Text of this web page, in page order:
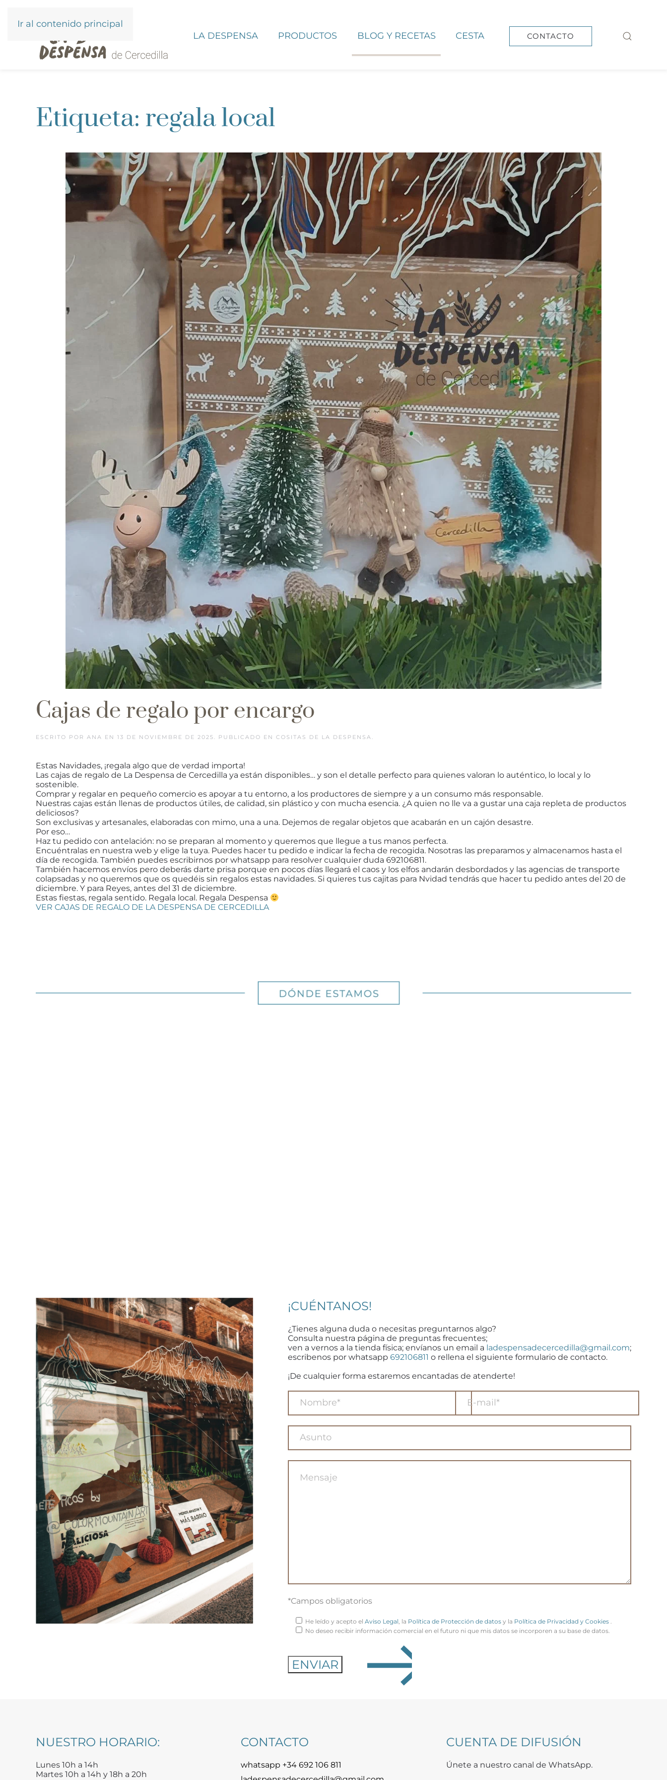
Ir al contenido principal
LA DESPENSA
PRODUCTOS BLOG Y RECETAS CESTA CONTACTO
Etiqueta: regala local
Cajas de regalo por encargo
ESCRITO POR ANA EN 13 DE NOVIEMBRE DE 2025 . PUBLICADO EN COSITAS DE LA DESPENSA .
Estas Navidades, ¡regala algo que de verdad importa!
Las cajas de regalo de La Despensa de Cercedilla ya están disponibles… y son el detalle perfecto para quienes valoran lo auténtico, lo local y lo
sostenible.
Comprar y regalar en pequeño comercio es apoyar a tu entorno, a los productores de siempre y a un consumo más responsable.
Nuestras cajas están llenas de productos útiles, de calidad, sin plástico y con mucha esencia. ¿A quien no lle va a gustar una caja repleta de productos
deliciosos?
Son exclusivas y artesanales, elaboradas con mimo, una a una. Dejemos de regalar objetos que acabarán en un cajón desastre.
Por eso…
Haz tu pedido con antelación: no se preparan al momento y queremos que llegue a tus manos perfecta.
Encuéntralas en nuestra web y elige la tuya. Puedes hacer tu pedido e indicar la fecha de recogida. Nosotras las preparamos y almacenamos hasta el
día de recogida. También puedes escribirnos por whatsapp para resolver cualquier duda 692106811.
También hacemos envíos pero deberás darte prisa porque en pocos días llegará el caos y los elfos andarán desbordados y las agencias de transporte
colapsadas y no queremos que os quedéis sin regalos estas navidades. Si quieres tus cajitas para Nvidad tendrás que hacer tu pedido antes del 20 de
diciembre. Y para Reyes, antes del 31 de diciembre.
Estas fiestas, regala sentido. Regala local. Regala Despensa
VER CAJAS DE REGALO DE LA DESPENSA DE CERCEDILLA
¡CUÉNTANOS!
¿Tienes alguna duda o necesitas preguntarnos algo?
Consulta nuestra página de preguntas frecuentes;
ven a vernos a la tienda física; envíanos un email a ladespensadecercedilla@gmail.com;
escribenos por whatsapp 692106811 o rellena el siguiente formulario de contacto.
¡De cualquier forma estaremos encantadas de atenderte!
*Campos obligatorios
He leído y acepto el Aviso Legal , la Política de Protección de datos y la Política de Privacidad y Cookies
No deseo recibir información comercial en el futuro ni que mis datos se incorporen a su base de datos.
NUESTRO HORARIO:
Lunes 10h a 14h
Martes 10h a 14h y 18h a 20h
CONTACTO
whatsapp +34 692 106 811
CUENTA DE DIFUSIÓN
Únete a nuestro canal de WhatsApp.